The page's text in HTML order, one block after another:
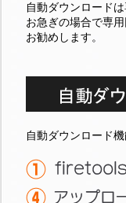
自動ダウンロード
お急ぎの場合で専
お勧めします。
自動ダウンロード